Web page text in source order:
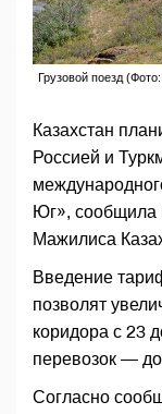
Грузовой поезд
Казахстан
Россией и
Юг», сообщила
Мажилиса
Введение
позволят
коридора с 23
перевозок —
Согласно